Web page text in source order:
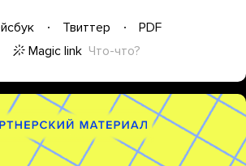
Твиттер
PDF
Magic link Что-что?